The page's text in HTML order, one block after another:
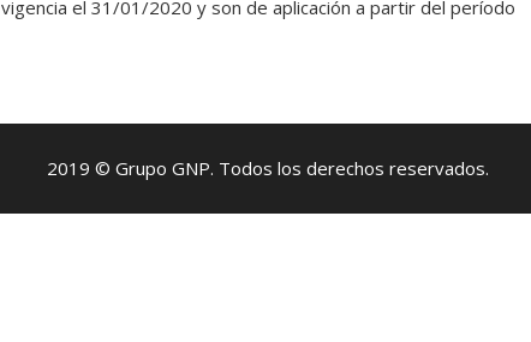
el 31/01/2020 y son de aplicación a partir del período
2019 © Grupo GNP. Todos los derechos reservados.